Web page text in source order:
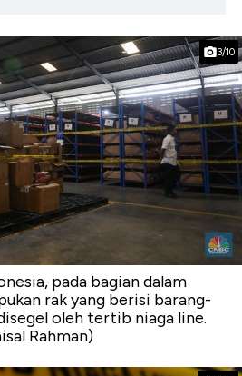
3/10
pada bagian dalam
rak yang berisi barang-
oleh tertib niaga line.
Rahman)